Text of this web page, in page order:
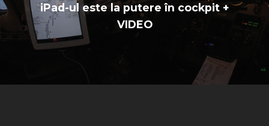
iPad-ul este la putere în cockpit +
VIDEO